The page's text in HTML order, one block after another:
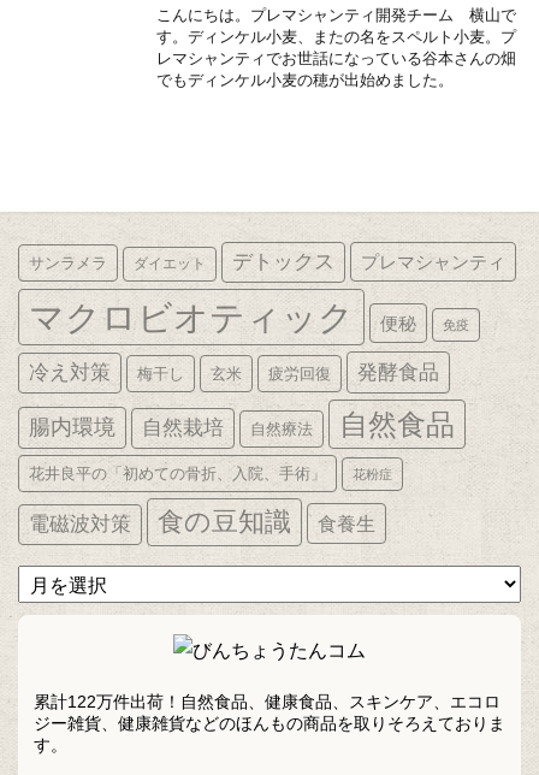
こんにちは。プレマシャンティ開発チーム 横山で
す。ディンケル小麦、またの名をスペルト小麦。プ
レマシャンティでお世話になっている谷本さんの畑
でもディンケル小麦の穂が出始めました。
サンラメラ ダイエット デトックス プレマシャンティ
マクロビオティック 便秘 免疫
冷え対策 梅干し 玄米 疲労回復 発酵食品
腸内環境 自然栽培 自然療法 自然食品
花井良平の「初めての骨折、入院、手術」 花粉症
電磁波対策 食の豆知識 食養生
ア
ー
カ
累計122万件出荷！自然食品、健康食品、スキンケア、エコロ
ジー雑貨、健康雑貨などのほんもの商品を取りそろえておりま
す。